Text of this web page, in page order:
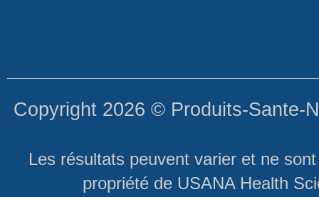
Copyright 2026 © Produits-Sante-
Les résultats peuvent varier et ne
propriété de USANA Health